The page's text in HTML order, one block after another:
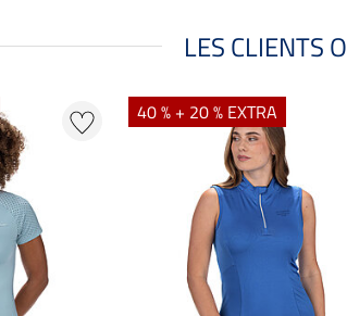
LES CLIENTS
40 % + 20 % EXTRA